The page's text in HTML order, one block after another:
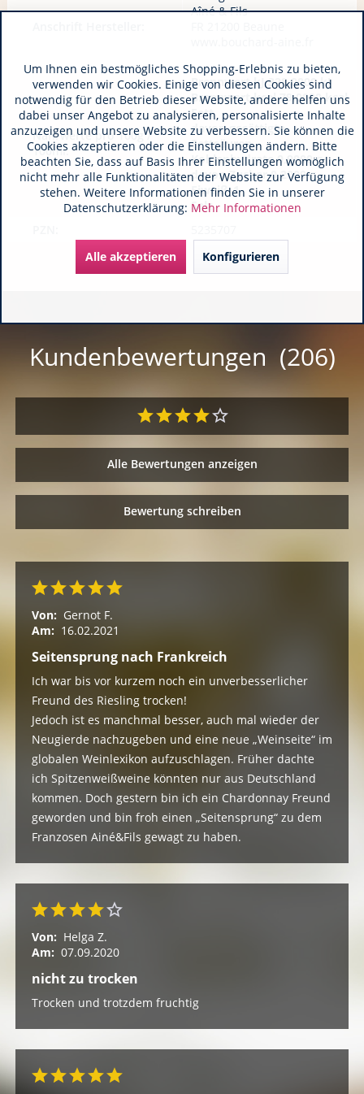
Aîné & Fils
Nährwerte pro 100g /
100ml:
Brennwert kJ 328,0000 kJ
Brennwert kcal 79,0000 kcal
Fett
davon gesättigte
Fettsäuren
Kohlenhydrate 0,9000 g
davon Zucker 0,2000 g
Eiweiß_1
Salz
Kundenbewertungen (206)
Alle Bewertungen anzeigen
Bewertung schreiben
Von: Gernot F.
Am: 16.02.2021
Seitensprung nach Frankreich
Ich war bis vor kurzem noch ein unverbesserlicher
Freund des Riesling trocken!
Jedoch ist es manchmal besser, auch mal wieder der
Neugierde nachzugeben und eine neue „Weinseite“ im
globalen Weinlexikon aufzuschlagen. Früher dachte
ich Spitzenweißweine könnten nur aus Deutschland
kommen. Doch gestern bin ich ein Chardonnay Freund
geworden und bin froh einen „Seitensprung“ zu dem
Franzosen Ainé&Fils gewagt zu haben.
Von: Helga Z.
Am: 07.09.2020
nicht zu trocken
Trocken und trotzdem fruchtig
Um Ihnen ein bestmögliches Shopping-Erlebnis zu bieten,
verwenden wir Cookies. Einige von diesen Cookies sind
notwendig für den Betrieb dieser Website, andere helfen uns
dabei unser Angebot zu analysieren, personalisierte Inhalte
anzuzeigen und unsere Website zu verbessern. Sie können die
Cookies akzeptieren oder die Einstellungen ändern. Bitte
beachten Sie, dass auf Basis Ihrer Einstellungen womöglich
nicht mehr alle Funktionalitäten der Website zur Verfügung
stehen. Weitere Informationen finden Sie in unserer
Datenschutzerklärung: Mehr Informationen
Alle akzeptieren Konfigurieren